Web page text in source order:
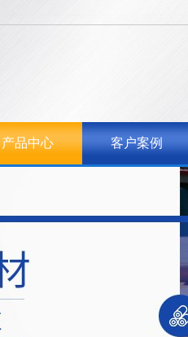
产品中心 客户案例